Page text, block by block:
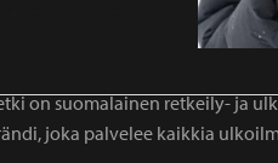
on suomalainen retkeily- ja
joka palvelee kaikkia